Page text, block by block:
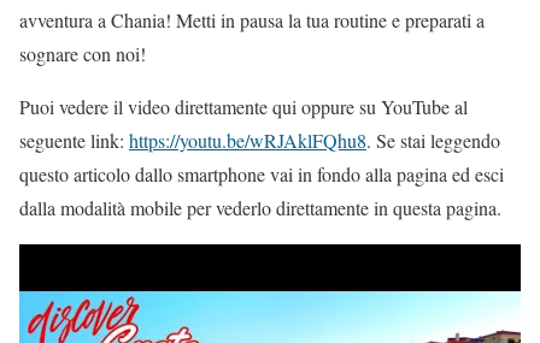
avventura a Chania! Metti in pausa la tua routine e preparati a
sognare con noi!
Puoi vedere il video direttamente qui oppure su YouTube al
seguente link: https://youtu.be/wRJAklFQhu8. Se stai leggendo
questo articolo dallo smartphone vai in fondo alla pagina ed esci
dalla modalità mobile per vederlo direttamente in questa pagina.